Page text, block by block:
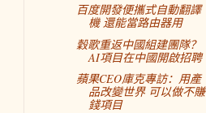
百度開發便攜式自動翻譯
機 還能當路由器用
穀歌重返中國組建團隊？
AI項目在中國開啟招聘
蘋果CEO庫克專訪：用產
品改變世界 可以做不賺
錢項目